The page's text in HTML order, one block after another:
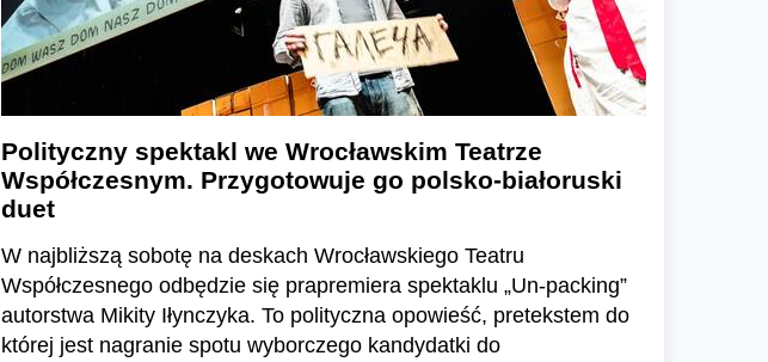
Polityczny spektakl we Wrocławskim Teatrze
Współczesnym. Przygotowuje go polsko-białoruski
duet
W najbliższą sobotę na deskach Wrocławskiego Teatru
Współczesnego odbędzie się prapremiera spektaklu „Un-packing”
autorstwa Mikity Iłynczyka. To polityczna opowieść, pretekstem do
której jest nagranie spotu wyborczego kandydatki do